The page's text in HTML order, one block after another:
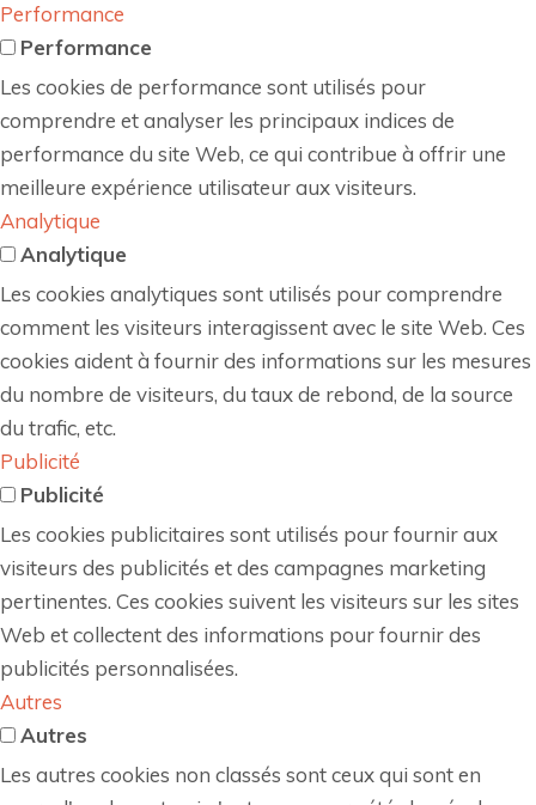
Performance
Performance
Les cookies de performance sont utilisés pour
comprendre et analyser les principaux indices de
performance du site Web, ce qui contribue à offrir une
meilleure expérience utilisateur aux visiteurs.
Analytique
Analytique
Les cookies analytiques sont utilisés pour comprendre
comment les visiteurs interagissent avec le site Web. Ces
cookies aident à fournir des informations sur les mesures
du nombre de visiteurs, du taux de rebond, de la source
du trafic, etc.
Publicité
Publicité
Les cookies publicitaires sont utilisés pour fournir aux
visiteurs des publicités et des campagnes marketing
pertinentes. Ces cookies suivent les visiteurs sur les sites
Web et collectent des informations pour fournir des
publicités personnalisées.
Autres
Autres
Les autres cookies non classés sont ceux qui sont en